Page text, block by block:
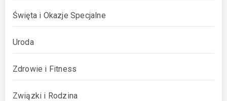
Święta i Okazje Specjalne
Uroda
Zdrowie i Fitness
Związki i Rodzina